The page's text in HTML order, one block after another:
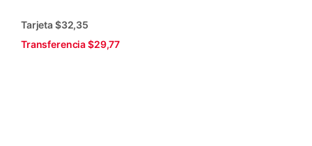
Tarjeta $32,35
Transferencia $29,77